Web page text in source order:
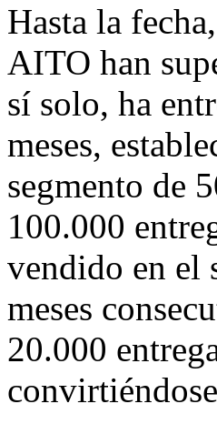
Hasta la
AITO han
sí solo, ha
meses,
segmento de
100.000
vendido en el
meses
20.000